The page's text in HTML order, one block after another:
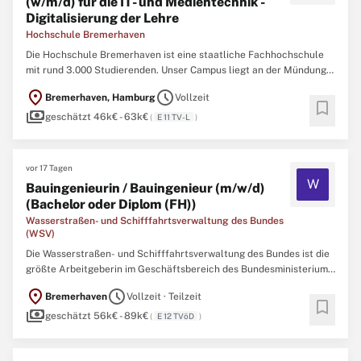
Digitalisierung der Lehre
Hochschule Bremerhaven
Die Hochschule Bremerhaven ist eine staatliche Fachhochschule
mit rund 3.000 Studierenden. Unser Campus liegt an der Mündung
Studienangebot mit 17 Bachelor- und 8 Masterstudiengänge der
Bereiche Technologie, Management- und Informationssysteme ...
location_on Bremerhaven, HamburgscheduleVollzeit
paymentsgeschätzt 46k€ - 63k€( E 11 TV-L ) bookmark
vor 17 Tagen
Bauingenieurin / Bauingenieur (m/w/d)
(Bachelor oder Diplom (FH))
Wasserstraßen- und Schifffahrtsverwaltung des Bundes
(WSV)
W
Die Wasserstraßen- und Schifffahrtsverwaltung des Bundes ist die
größte Arbeitgeberin im Geschäftsbereich des Bundesministeriums
engagierte Menschen für lebendige Wasserstraßen.Wir verknüpfen
Verkehrsmanagement, Ökologie und Ökonomie mit ...
location_on BremerhavenscheduleVollzeit · Teilzeit
paymentsgeschätzt 56k€ - 89k€( E 12 TVöD ) bookmark